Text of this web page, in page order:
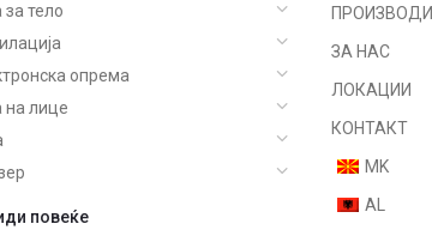
за тело
опрема
на лице
повеќе
ПРОИЗВОДИ
ЗА НАС
ЛОКАЦИИ
КОНТАКТ
MK
AL